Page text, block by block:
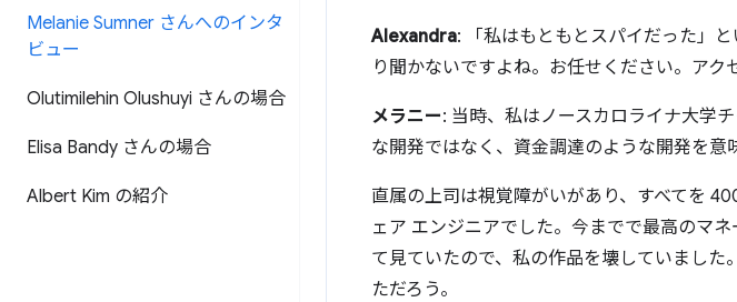
Melanie Sumner さんへのインタ
ビュー
Olutimilehin Olushuyi さんの場合
Elisa Bandy さんの場合
Albert Kim の紹介
Alexandra: 「私はもともとスパイだった」
り聞かないですよね。お任せください。ア
メラニー: 当時、私はノースカロライナ大学
な開発ではなく、資金調達のような開発を意
直属の上司は視覚障がいがあり、すべてを
ェア エンジニアでした。今までで最高のマ
て見ていたので、私の作品を壊していまし
ただろう。